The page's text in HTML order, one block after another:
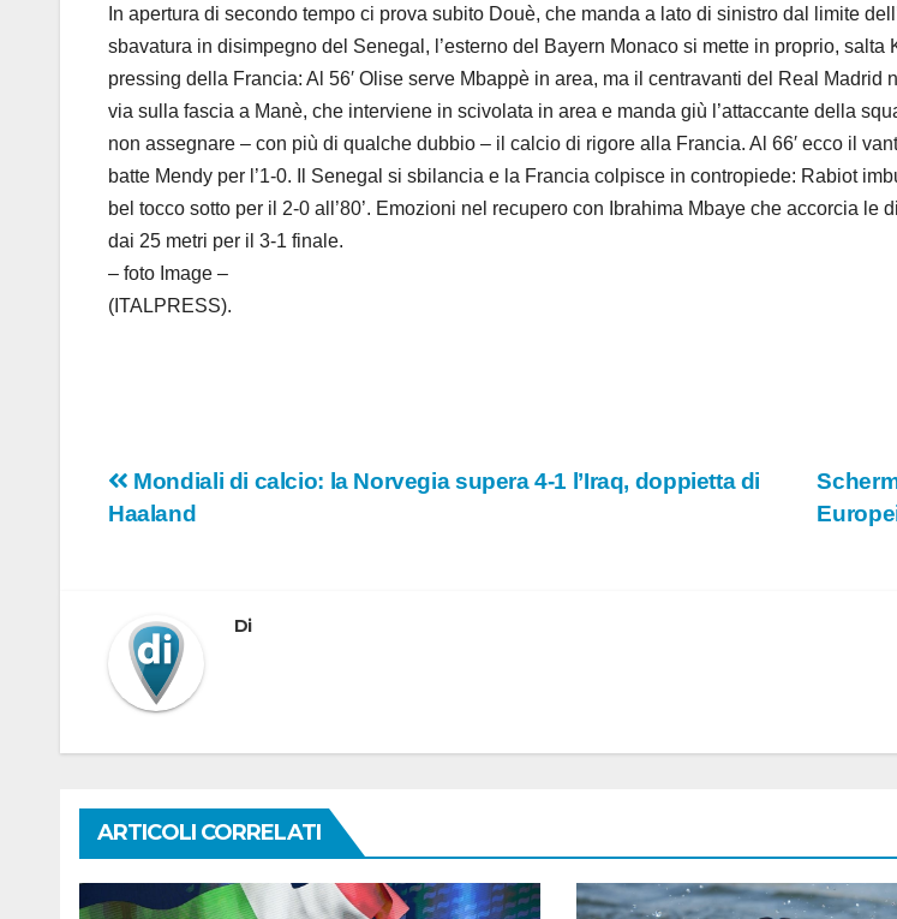
In apertura di secondo tempo ci prova subito Douè, che manda a lato di sinistro dal limite
sbavatura in disimpegno del Senegal, l’esterno del Bayern Monaco si mette in proprio,
pressing della Francia: Al 56′ Olise serve Mbappè in area, ma il centravanti del Real
via sulla fascia a Manè, che interviene in scivolata in area e manda giù l’attaccante della
non assegnare – con più di qualche dubbio – il calcio di rigore alla Francia. Al 66′ ecco il
batte Mendy per l’1-0. Il Senegal si sbilancia e la Francia colpisce in contropiede: Rabiot
bel tocco sotto per il 2-0 all’80’. Emozioni nel recupero con Ibrahima Mbaye che accorcia
dai 25 metri per il 3-1 finale.
– foto Image –
(ITALPRESS).
Navigazione
Mondiali di calcio: la Norvegia supera 4-1 l’Iraq, doppietta di
Haaland
Di
ARTICOLI CORRELATI